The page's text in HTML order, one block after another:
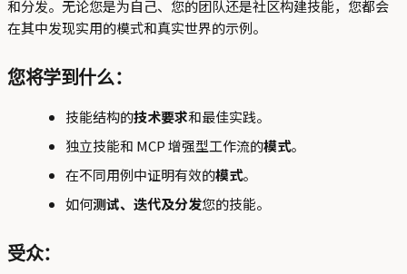
和分发。无论您是为自己、您的团队还是社区构建技能，您都会
在其中发现实用的模式和真实世界的示例。
您将学到什么：
技能结构的技术要求和最佳实践。
独立技能和 MCP 增强型工作流的模式。
在不同用例中证明有效的模式。
如何测试、迭代及分发您的技能。
受众：